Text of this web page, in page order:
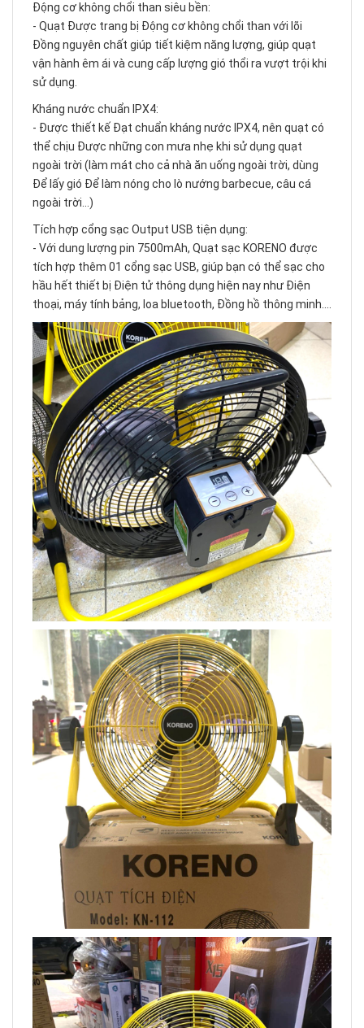
Động cơ không chổi than siêu bền:
- Quạt Được trang bị Động cơ không chổi than với lõi
Đồng nguyên chất giúp tiết kiệm năng lượng, giúp quạt
vận hành êm ái và cung cấp lượng gió thổi ra vượt trội khi
sử dụng.
Kháng nước chuẩn IPX4:
- Được thiết kế Đạt chuẩn kháng nước IPX4, nên quạt có
thể chịu Được những con mưa nhẹ khi sử dụng quạt
ngoài trời (làm mát cho cả nhà ăn uống ngoài trời, dùng
Để lấy gió Để làm nóng cho lò nướng barbecue, câu cá
ngoài trời...)
Tích hợp cổng sạc Output USB tiện dụng:
- Với dung lượng pin 7500mAh, Quạt sạc KORENO được
tích hợp thêm 01 cổng sạc USB, giúp bạn có thể sạc cho
hầu hết thiết bị Điện tử thông dụng hiện nay như Điện
thoại, máy tính bảng, loa bluetooth, Đồng hồ thông minh....